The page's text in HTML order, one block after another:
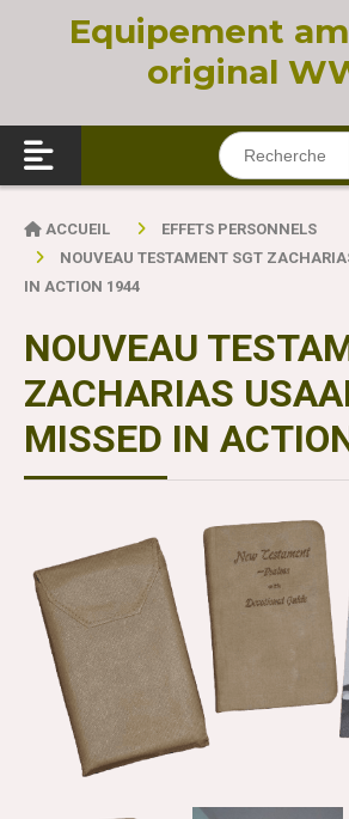
Equipement
original
ACCUEIL
EFFETS PERSONNELS
NOUVEAU TESTAMENT SGT
IN ACTION 1944
NOUVEAU
ZACHARIAS
MISSED IN